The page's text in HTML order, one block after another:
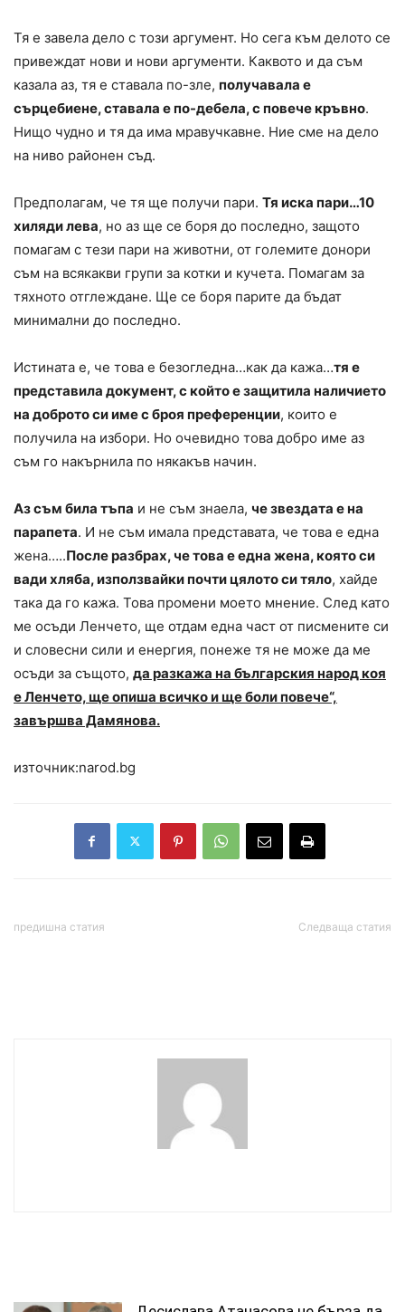
Тя е завела дело с този аргумент. Но сега към делото се
привеждат нови и нови аргументи. Каквото и да съм
казала аз, тя е ставала по-зле, получавала е
сърцебиене, ставала е по-дебела, с повече кръвно.
Нищо чудно и тя да има мравучкавне. Ние сме на дело
на ниво районен съд.
Предполагам, че тя ще получи пари. Тя иска пари…10
хиляди лева, но аз ще се боря до последно, защото
помагам с тези пари на животни, от големите донори
съм на всякакви групи за котки и кучета. Помагам за
тяхното отглеждане. Ще се боря парите да бъдат
минимални до последно.
Истината е, че това е безогледна…как да кажа…тя е
представила документ, с който е защитила наличието
на доброто си име с броя преференции, които е
получила на избори. Но очевидно това добро име аз
съм го накърнила по някакъв начин.
Аз съм била тъпа и не съм знаела, че звездата е на
парапета. И не съм имала представата, че това е една
жена…..После разбрах, че това е една жена, която си
вади хляба, използвайки почти цялото си тяло, хайде
така да го кажа. Това промени моето мнение. След като
ме осъди Ленчето, ще отдам една част от писмените си
и словесни сили и енергия, понеже тя не може да ме
осъди за същото, да разкажа на българския народ коя
е Ленчето, ще опиша всичко и ще боли повече“,
завършва Дамянова.
източник:narod.bg
предишна статия Следваща статия